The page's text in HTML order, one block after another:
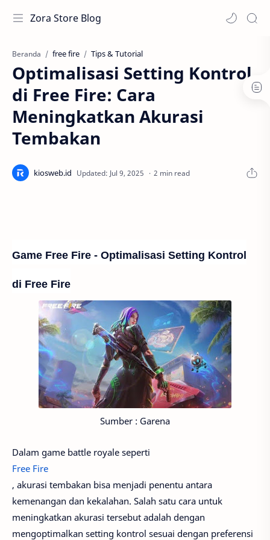
Zora Store Blog
Beranda free fire Tips & Tutorial
Optimalisasi Setting Kontrol
di Free Fire: Cara
Meningkatkan Akurasi
Tembakan
2 min read
Game Free Fire - Optimalisasi Setting Kontrol
di Free Fire
Sumber : Garena
Dalam game battle royale seperti
Free Fire
, akurasi tembakan bisa menjadi penentu antara
kemenangan dan kekalahan. Salah satu cara untuk
meningkatkan akurasi tersebut adalah dengan
mengoptimalkan setting kontrol sesuai dengan preferensi